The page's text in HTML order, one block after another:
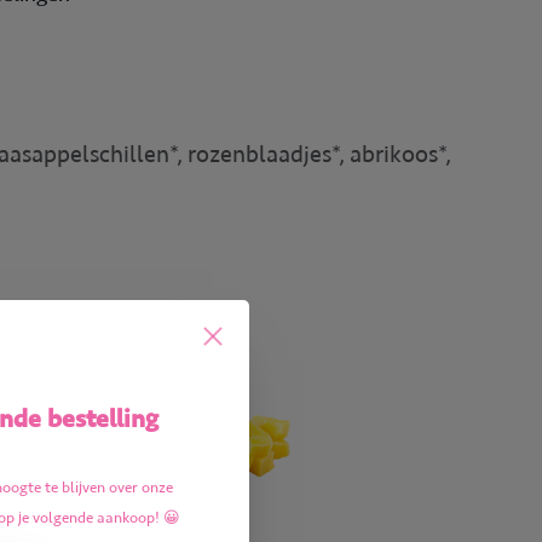
rozenblaadjes*, abrikoos*,
bestelling
te blijven over onze
je volgende aankoop! 😀